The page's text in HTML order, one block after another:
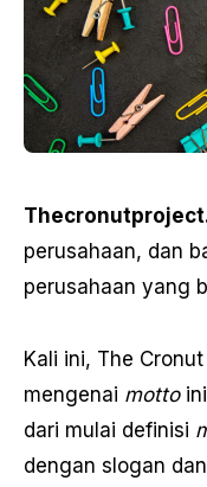
perusahaan, dan
perusahaan yang
Kali ini, The
mengenai mottoini
dari mulai definisi
dengan slogan